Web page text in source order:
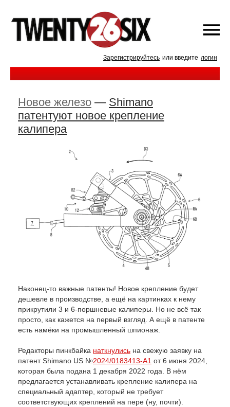
Зарегистрируйтесь или введите логин
Новое железо — Shimano
патентуют новое крепление
калипера
Наконец-то важные патенты! Новое крепление будет
дешевле в производстве, а ещё на картинках к нему
прикрутили 3 и 6-поршневые калиперы. Но не всё так
просто, как кажется на первый взгляд. А ещё в патенте
есть намёки на промышленный шпионаж.
Редакторы пинкбайка наткнулись на свежую заявку на
патент Shimano US №2024/0183413-A1 от 6 июня 2024,
которая была подана 1 декабря 2022 года. В нём
предлагается устанавливать крепление калипера на
специальный адаптер, который не требует
соответствующих креплений на пере (ну, почти).